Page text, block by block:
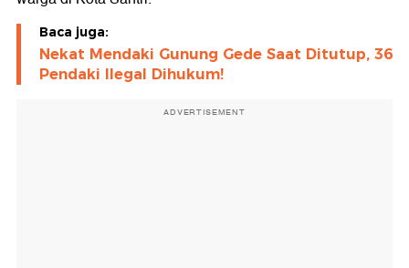
Baca juga:
Nekat Mendaki Gunung Gede Saat Ditutup, 36
Pendaki Ilegal Dihukum!
ADVERTISEMENT